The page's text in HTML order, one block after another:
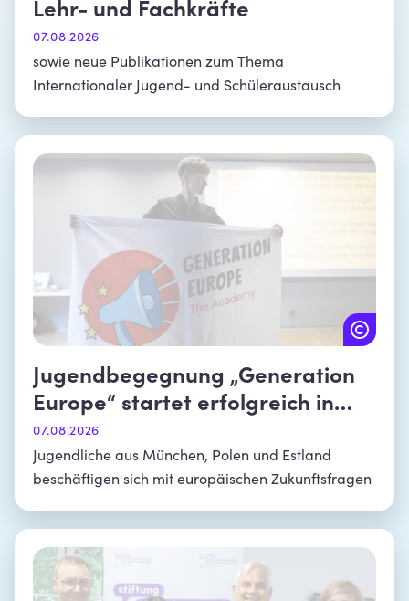
Lehr- und Fachkräfte
07.08.2026
sowie neue Publikationen zum Thema
Internationaler Jugend- und Schüleraustausch
Jugendbegegnung „Generation
Europe“ startet erfolgreich in
München
07.08.2026
Jugendliche aus München, Polen und Estland
beschäftigen sich mit europäischen Zukunftsfragen